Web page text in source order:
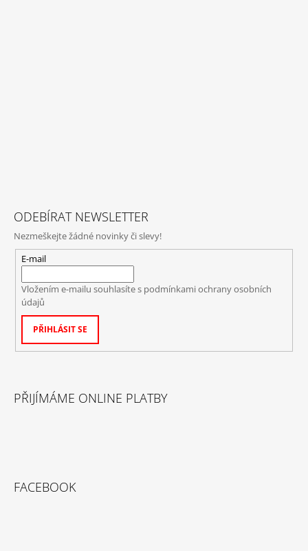
ODEBÍRAT NEWSLETTER
Nezmeškejte žádné novinky či slevy!
E-mail
Vložením e-mailu souhlasíte s podmínkami ochrany osobních
údajů
PŘIHLÁSIT SE
PŘIJÍMÁME ONLINE PLATBY
FACEBOOK